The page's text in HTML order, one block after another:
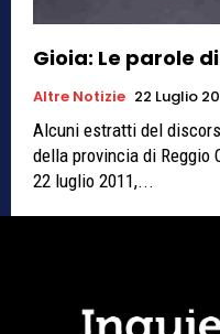
Gioia: Le parole
Altre Notizie 22 Luglio
Alcuni estratti del
della provincia di Reggio Calabria, Giuseppe Raffa, sabato
22 luglio 2011,...